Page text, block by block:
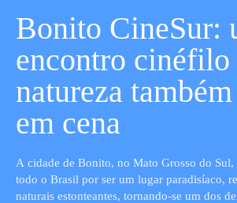
Bonito CineSur:
encontro cinéfilo
natureza
em cena
A cidade de Bonito, no Mato Grosso do Sul,
todo o Brasil por ser um lugar paradisíaco,
naturais estonteantes, tornando-se um dos